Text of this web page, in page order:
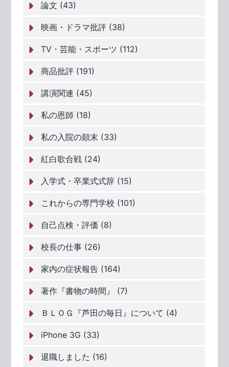
論文 (43)
映画・ドラマ批評 (38)
TV・芸能・スポーツ (112)
商品批評 (191)
講演関連 (45)
私の恩師 (18)
私の入院の顛末 (33)
紅白歌合戦 (24)
入学式・卒業式式辞 (15)
これからの専門学校 (101)
自己点検・評価 (8)
校長の仕事 (26)
家内の症状報告 (164)
著作『書物の時間』 (7)
ＢＬＯＧ『芦田の毎日』について (4)
iPhone 3G (33)
退職しました (16)